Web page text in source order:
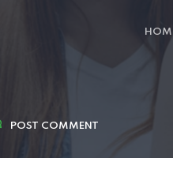
POST COMMENT